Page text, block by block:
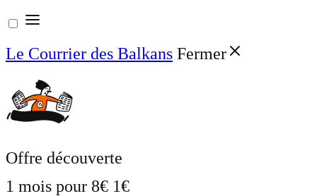
Aller
au
contenu
Le Courrier des Balkans Fermer
Offre découverte
1 mois pour 8€ 1€